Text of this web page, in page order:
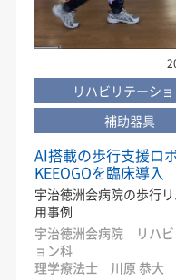
リハビリテーシ
補助器具
AI搭載の歩行支援ロ
KEEOGOを臨床導入
宇治徳洲会病院の歩行
用事例
宇治徳洲会病院 リハビ
ョン科
理学療法士 川原 恭大